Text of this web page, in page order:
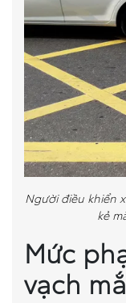
Người điều khiển
kẻ
Mức
vạch